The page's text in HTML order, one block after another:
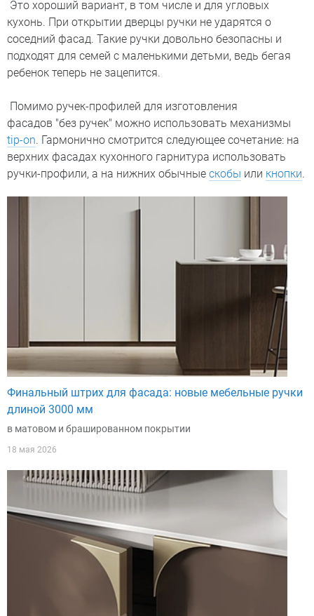
Это хороший вариант, в том числе и для угловых
кухонь. При открытии дверцы ручки не ударятся о
соседний фасад. Такие ручки довольно безопасны и
подходят для семей с маленькими детьми, ведь бегая
ребенок теперь не зацепится.
Помимо ручек-профилей для изготовления
фасадов "без ручек" можно использовать механизмы
tip-on. Гармонично смотрится следующее сочетание: на
верхних фасадах кухонного гарнитура использовать
ручки-профили, а на нижних обычные скобы или кнопки.
Финальный штрих для фасада: новые мебельные ручки
длиной 3000 мм
в матовом и брашированном покрытии
18 мая 2026